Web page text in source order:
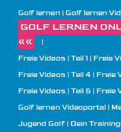
Golf lernen Golf lernen
GOLF LERNEN
««
Freie Videos | Teil 1 Freie
Freie Videos | Teil 4
Freie
Freie Videos | Teil 6
Freie
Golf lernen Videoportal |
Jugend Golf | Dein